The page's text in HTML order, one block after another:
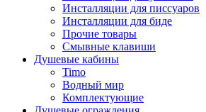
Инсталляции для писсуаров
Инсталляции для биде
Прочие товары
Смывные клавиши
Душевые кабины
Timo
Водный мир
Комплектующие